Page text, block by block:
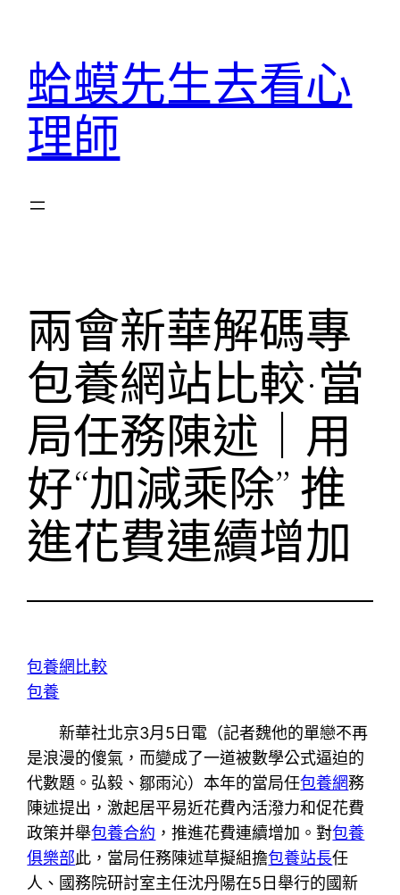
蛤蟆先生去看心
理師
兩會新華解碼專
包養網站比較·當
局任務陳述｜用
好“加減乘除” 推
進花費連續增加
包養網比較
包養
新華社北京3月5日電（記者魏他的單戀不再
是浪漫的傻氣，而變成了一道被數學公式逼迫的
代數題。弘毅、鄒雨沁）本年的當局任包養網務
陳述提出，激起居平易近花費內活潑力和促花費
政策并舉包養合約 ，推進花費連續增加。對包養
俱樂部此，當局任務陳述草擬組擔包養站長任
人、國務院研討室主任沈丹陽在5日舉行的國新